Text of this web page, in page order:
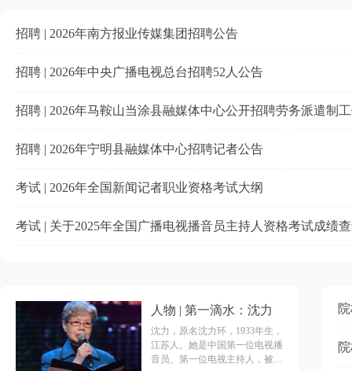
招聘 | 2026年南方报业传媒集团招聘公告
招聘 | 2026年中央广播电视总台招聘52人公告
招聘 | 2026年马鞍山当涂县融媒体中心公开招聘劳务派遣制
招聘 | 2026年宁明县融媒体中心招聘记者公告
考试 | 2026年全国新闻记者职业资格考试大纲
人物 | 第一滴水：沈力
沈力，原名沈力环，1933年生，
江苏人。她是中国第一位电视播
音员、第一位电视主持人，被尊